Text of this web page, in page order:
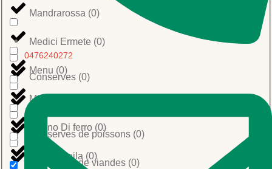
Conserves (0)
Conserves de légumes
Conserves de poissons (0)
Conserves de viandes (0)
Mandrarossa (0)
Medici Ermete (0)
Menu (0)
Miceli
Molino Di ferro (0)
Molino Peila (0)
0476240272